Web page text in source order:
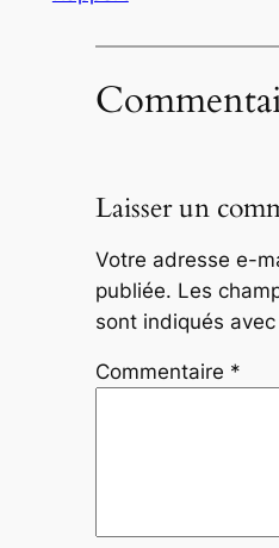
Laisser un
Votre adresse e-
publiée. Les
sont indiqués avec
Commentaire *